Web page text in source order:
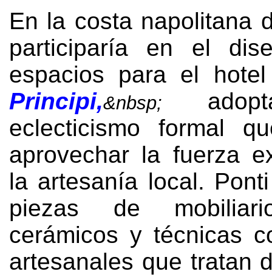
En la costa napolitana
participaría en el
espacios para el hotel
Principi,&nbsp;
eclecticismo formal
aprovechar la fuerza
la artesanía local.
piezas de
cerámicos y técnicas
artesanales que tratan